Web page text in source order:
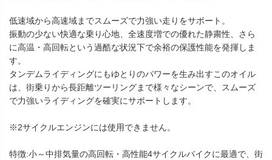
低速域から高速域までスムーズで力強い走りをサポート。
振動の少ない快適な乗り心地、全速度増での優れた静粛性、さら
に高温・高回転という過酷な状況下で余裕の保護性能を発揮しま
す。
タンデムライディングにもゆとりのパワーを生み出すこのオイル
は、街乗りから長距離ツーリングまで様々なシーンで、スムーズ
で力強いライディングを確実にサポートします。
※2サイクルエンジンには使用できません。
特徴:小～中排気量の高回転・高性能4サイクルバイクに最適で、街